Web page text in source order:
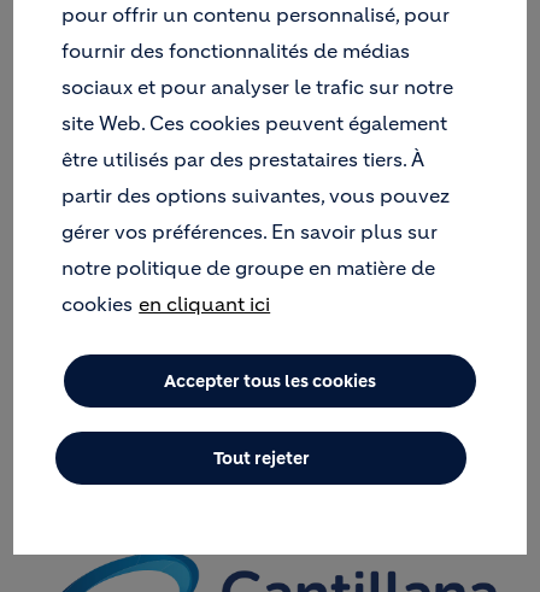
performance de Compaktuna : additifs pour
mortiers et bétons, primaires, adhésifs, mortiers,
enduits et produits de finition.
considérable expérience dans le domaine des
mortiers, des adhésifs, de l'isolation des façades, de
la finition des façades et d'autres solutions de
construction durable.
Image
Image
pour offrir un contenu personnalisé, pour
fournir des fonctionnalités de médias
sociaux et pour analyser le trafic sur notre
site Web. Ces cookies peuvent également
être utilisés par des prestataires tiers. À
partir des options suivantes, vous pouvez
gérer vos préférences. En savoir plus sur
notre politique de groupe en matière de
cookies en cliquant ici
Accepter tous les cookies
Tout rejeter